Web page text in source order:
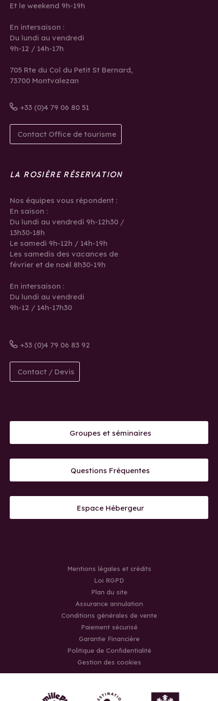
Et le weekend 9h-19h
En intersaison :
Du lundi au vendredi
9h-12 / 14h-17h
705 Rte du Col du Petit St Bernard,
73700 Montvalezan
+33 (0)4 79 06 80 51
Contact Office de tourisme
LA ROSIÈRE RÉSERVATION
Nos équipes vous répondent :
En saison :
Du lundi au vendredi 9h-12h30 /
13h30-18h
Le samedi 9h-12h / 14h-19h
Les samedis des vacances de
février et de noël 8h30-19h
En intersaison :
Du lundi au vendredi
9h-12 / 14h-17h30
+33 (0)4 79 06 83 92
Contact / Devis
Groupes et séminaires
Questions Fréquentes
Espace Hébergeur
Mentions légales et crédits
Loi RGPD
Plan du site
Assurance annulation
Conditions générales de vente
Paiement sécurisé
Garantie Financière
Politique de Confidentialité
Gestion des cookies